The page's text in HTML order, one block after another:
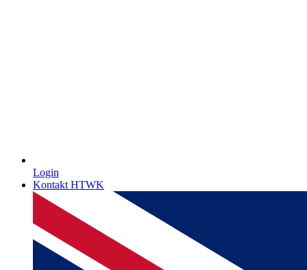
Login
Kontakt HTWK